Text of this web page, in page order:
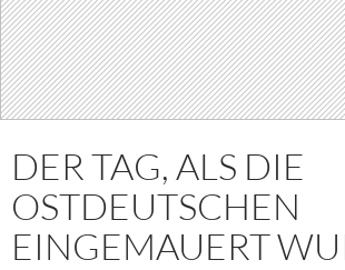
DER TAG, ALS DIE
OSTDEUTSCHEN
EINGEMAUERT